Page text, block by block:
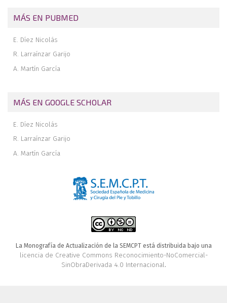
MÁS EN PUBMED
E. Díez Nicolás
R. Larraínzar Garijo
A. Martín García
MÁS EN GOOGLE SCHOLAR
E. Díez Nicolás
R. Larraínzar Garijo
A. Martín García
La Monografía de Actualización de la SEMCPT está distribuida bajo una
licencia de Creative Commons Reconocimiento-NoComercial-
SinObraDerivada 4.0 Internacional.